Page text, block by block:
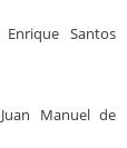
Santos
Manuel de